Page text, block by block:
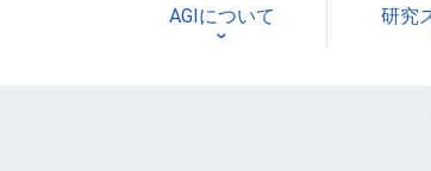
AGIについて 研究